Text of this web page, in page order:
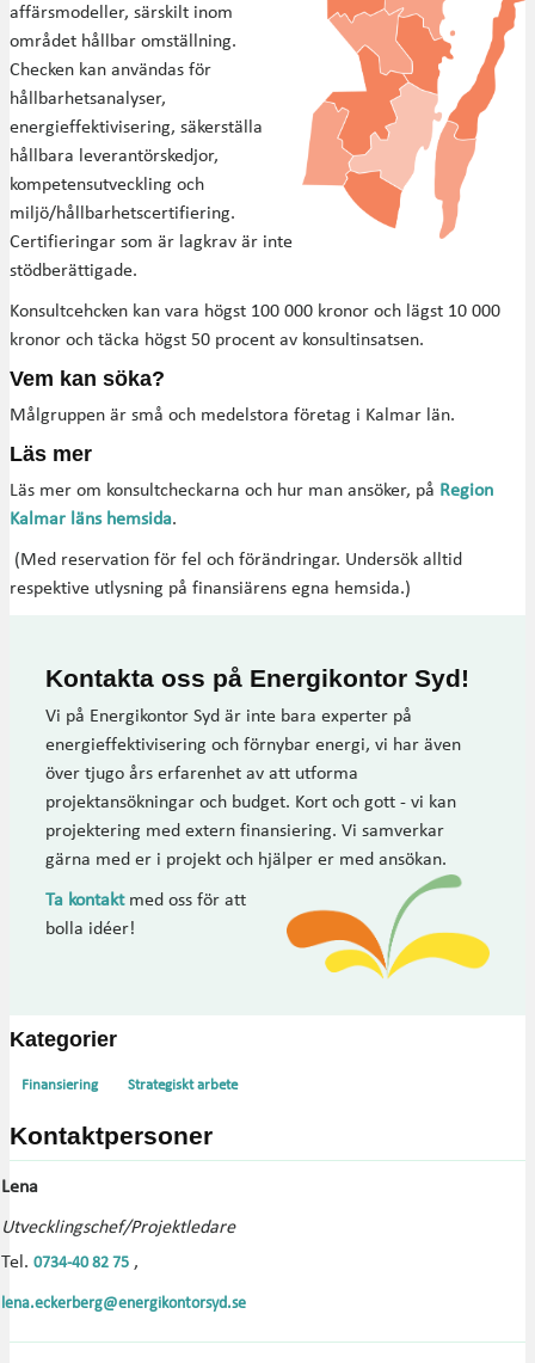
affärsmodeller, särskilt inom
området hållbar omställning.
Checken kan användas för
hållbarhetsanalyser,
energieffektivisering, säkerställa
hållbara leverantörskedjor,
kompetensutveckling och
miljö/hållbarhetscertifiering.
Certifieringar som är lagkrav är inte
stödberättigade.
Konsultcehcken kan vara högst 100 000 kronor och lägst 10 000
kronor och täcka högst 50 procent av konsultinsatsen.
Vem kan söka?
Målgruppen är små och medelstora företag i Kalmar län.
Läs mer
Läs mer om konsultcheckarna och hur man ansöker, på Region
Kalmar läns hemsida.
(Med reservation för fel och förändringar. Undersök alltid
respektive utlysning på finansiärens egna hemsida.)
Kontakta oss på Energikontor Syd!
Vi på Energikontor Syd är inte bara experter på
energieffektivisering och förnybar energi, vi har även
över tjugo års erfarenhet av att utforma
projektansökningar och budget. Kort och gott - vi kan
projektering med extern finansiering. Vi samverkar
gärna med er i projekt och hjälper er med ansökan.
Ta kontaktmed oss för att
bolla idéer!
Kategorier
Finansiering Strategiskt arbete
Kontaktpersoner
Lena
Utvecklingschef/Projektledare
Tel. 0734-40 82 75 ,
lena.eckerberg@energikontorsyd.se